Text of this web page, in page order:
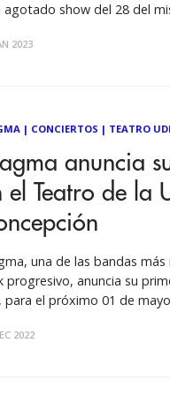
agotado show del 28 del
2023
| CONCIERTOS | TEATRO
anuncia
el Teatro de la
una de las bandas
progresivo, anuncia su
para el próximo 01 de
la presentación
2022